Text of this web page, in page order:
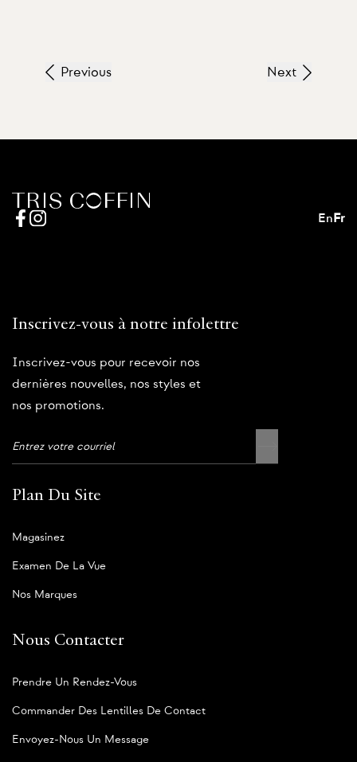
Previous Next
En Fr
Inscrivez-vous à notre infolettre
Inscrivez-vous pour recevoir nos
dernières nouvelles, nos styles et
nos promotions.
Plan Du Site
Magasinez
Examen De La Vue
Nos Marques
Nous Contacter
Prendre Un Rendez-Vous
Commander Des Lentilles De Contact
Envoyez-Nous Un Message